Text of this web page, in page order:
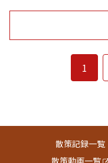
1
散策記録一覧